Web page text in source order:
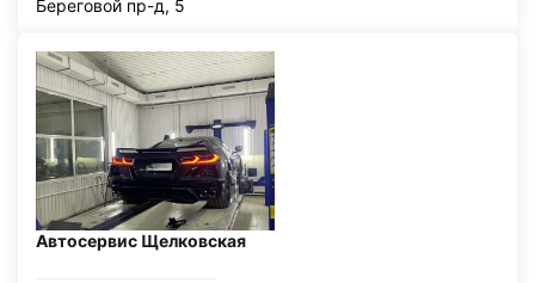
Береговой пр-д, 5
Автосервис Щелковская